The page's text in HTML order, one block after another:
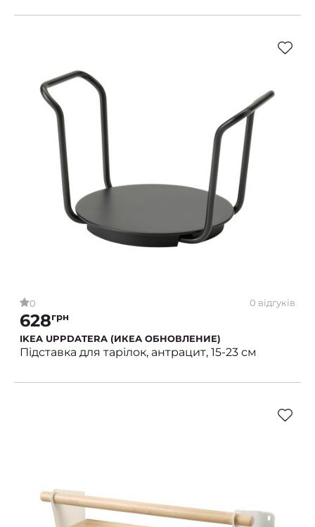
0 0 відгуків
628грн
IKEA UPPDATERA (ИКЕА ОБНОВЛЕНИЕ)
Підставка для тарілок, антрацит, 15-23 см